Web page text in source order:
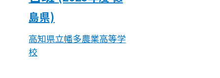
島県)
高知県立幡多農業高等学
校